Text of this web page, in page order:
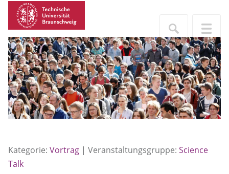
Kategorie: Vortrag | Veranstaltungsgruppe: Science
Talk